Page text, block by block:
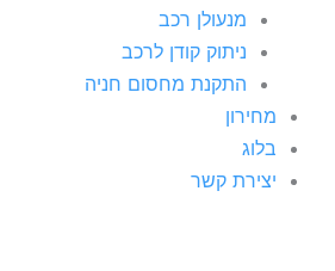
מנעולן רכב
ניתוק קודן לרכב
התקנת מחסום חניה
מחירון
בלוג
יצירת קשר